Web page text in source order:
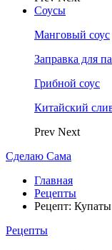
Соусы
Манговый соус
Заправка для
Грибной соус
Китайский
Prev Next
Сделаю Сама
Главная
Рецепты
Рецепт:
Рецепты